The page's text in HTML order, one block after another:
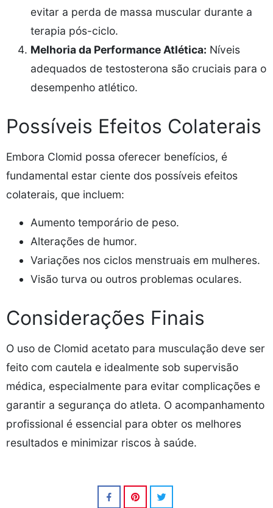
evitar a perda de massa muscular durante a
terapia pós-ciclo.
Melhoria da Performance Atlética: Níveis
adequados de testosterona são cruciais para o
desempenho atlético.
Possíveis Efeitos Colaterais
Embora Clomid possa oferecer benefícios, é
fundamental estar ciente dos possíveis efeitos
colaterais, que incluem:
Aumento temporário de peso.
Alterações de humor.
Variações nos ciclos menstruais em mulheres.
Visão turva ou outros problemas oculares.
Considerações Finais
O uso de Clomid acetato para musculação deve ser
feito com cautela e idealmente sob supervisão
médica, especialmente para evitar complicações e
garantir a segurança do atleta. O acompanhamento
profissional é essencial para obter os melhores
resultados e minimizar riscos à saúde.